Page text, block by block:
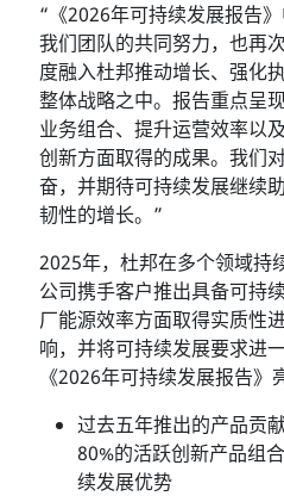
“《2026年可持续发展报告
我们团队的共同努力，也再
度融入杜邦推动增长、强化
整体战略之中。报告重点呈
业务组合、提升运营效率以
创新方面取得的成果。我们
奋，并期待可持续发展继续
韧性的增长。”
2025年，杜邦在多个领域持
公司携手客户推出具备可持
厂能源效率方面取得实质性
响，并将可持续发展要求进
《2026年可持续发展报告》
过去五年推出的产品贡
80%的活跃创新产品组
续发展优势